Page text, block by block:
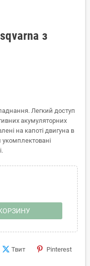
з
Легкий доступ
акумуляторних
на капоті двигуна в
укомплектовані
Твит Pinterest